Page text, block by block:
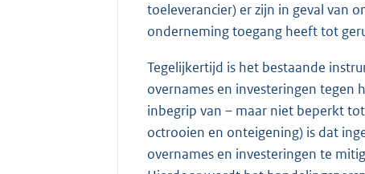
toeleverancier) er zijn in geval van
onderneming toegang heeft tot
Tegelijkertijd is het bestaande
overnames en investeringen tegen
inbegrip van – maar niet beperkt
octrooien en onteigening) is dat
overnames en investeringen te